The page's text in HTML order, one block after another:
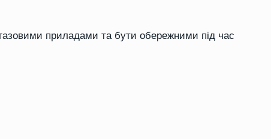
приладами та бути обережними під час